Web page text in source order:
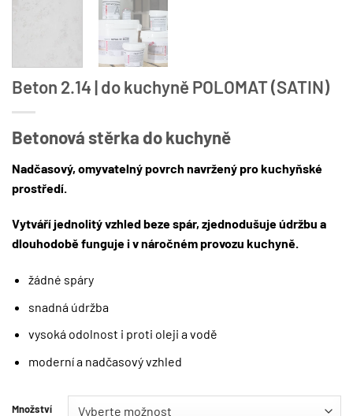
Beton 2.14 | do kuchyně POLOMAT (SATIN)
Betonová stěrka do kuchyně
Nadčasový, omyvatelný povrch navržený pro kuchyňské
prostředí.
Vytváří jednolitý vzhled beze spár, zjednodušuje údržbu a
dlouhodobě funguje i v náročném provozu kuchyně.
žádné spáry
snadná údržba
vysoká odolnost i proti oleji a vodě
moderní a nadčasový vzhled
Množství